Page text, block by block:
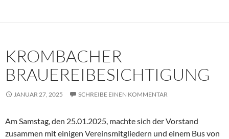
KROMBACHER
BRAUEREIBESICHTIGUNG
JANUAR 27, 2025 SCHREIBE EINEN KOMMENTAR
Am Samstag, den 25.01.2025, machte sich der Vorstand
zusammen mit einigen Vereinsmitgliedern und einem Bus von